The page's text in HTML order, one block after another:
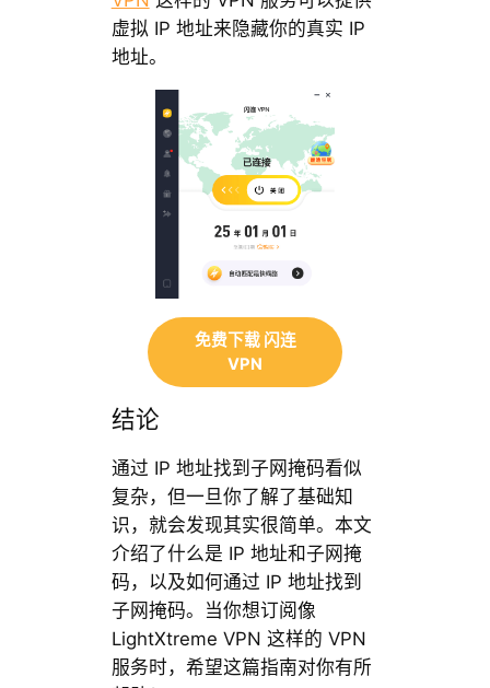
虚拟 IP 地址来隐藏你的真实 IP
地址。
免费下载 闪连
VPN
结论
通过 IP 地址找到子网掩码看似
复杂，但一旦你了解了基础知
识，就会发现其实很简单。本文
介绍了什么是 IP 地址和子网掩
码，以及如何通过 IP 地址找到
子网掩码。当你想订阅像
LightXtreme VPN 这样的 VPN
服务时，希望这篇指南对你有所